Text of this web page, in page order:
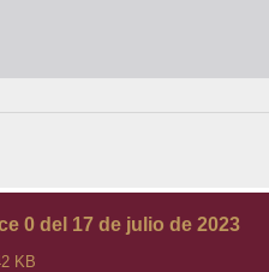
0 del 17 de julio de 2023
KB